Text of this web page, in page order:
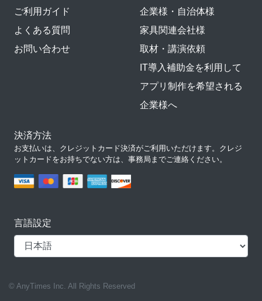
ご利用ガイド
よくある質問
お問い合わせ
企業様・自治体様
家具関連会社様
取材・講演依頼
IT導入補助金を利用して
アプリ制作を希望される
企業様へ
決済方法
お支払いは、クレジットカード決済がご利用いただけます。クレジ
ットカードをお持ちでない方は、事務局までご連絡ください。
言語設定
© AnyTimes Inc. All Rights Reserved